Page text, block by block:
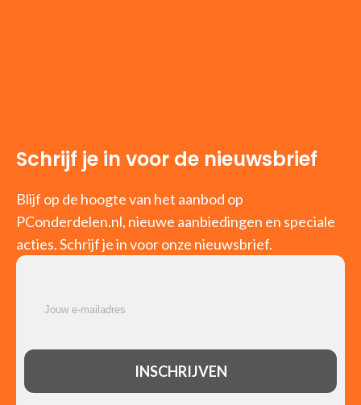
Schrijf je in voor de nieuwsbrief
Blijf op de hoogte van het aanbod op
PConderdelen.nl, nieuwe aanbiedingen en speciale
acties. Schrijf je in voor onze nieuwsbrief.